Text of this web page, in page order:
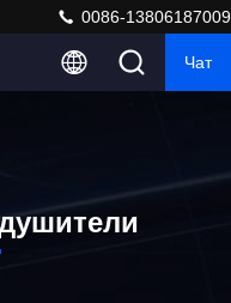
0086-13806187009
Чат